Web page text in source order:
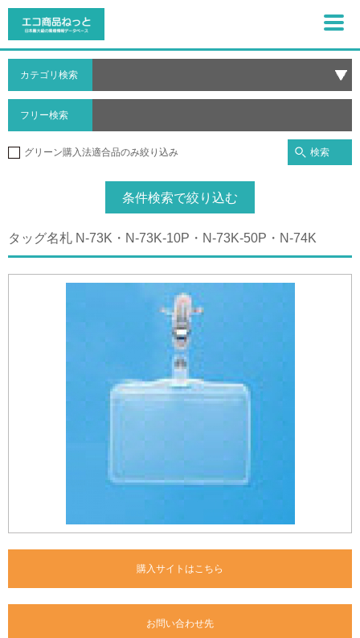
カテゴリ検索
フリー検索
グリーン購入法適合品のみ絞り込み 検索
条件検索で絞り込む
タッグ名札 N-73K・N-73K-10P・N-73K-50P・N-74K
購入サイトはこちら
お問い合わせ先